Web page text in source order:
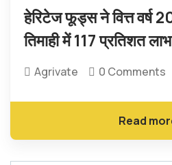
हेरिटेज फूड्स ने वित्त वर्ष
तिमाही में 117 प्रतिशत लाभ
Agrivate 0 Comments
Read